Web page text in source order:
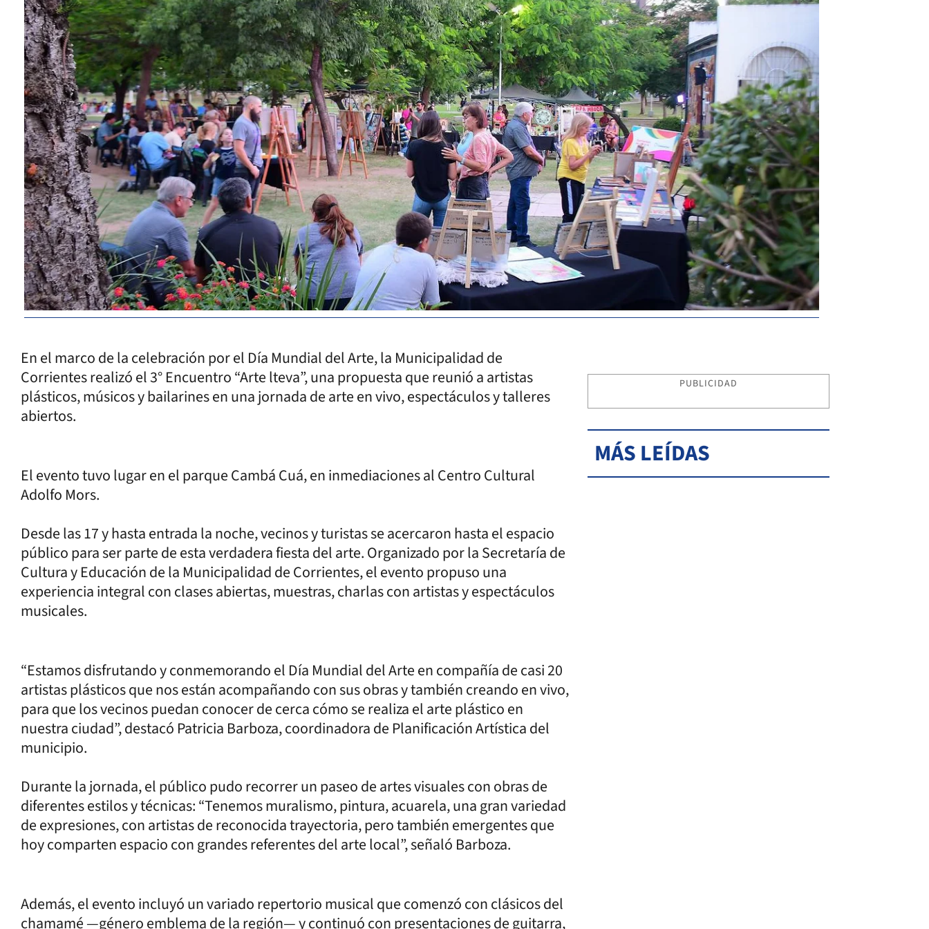
En el marco de la celebración por el Día Mundial del Arte, la Municipalidad de
Corrientes realizó el 3° Encuentro “Arte lteva”, una propuesta que reunió a artistas
plásticos, músicos y bailarines en una jornada de arte en vivo, espectáculos y talleres
abiertos.
El evento tuvo lugar en el parque Cambá Cuá, en inmediaciones al Centro Cultural
Adolfo Mors.
Desde las 17 y hasta entrada la noche, vecinos y turistas se acercaron hasta el espacio
público para ser parte de esta verdadera fiesta del arte. Organizado por la Secretaría de
Cultura y Educación de la Municipalidad de Corrientes, el evento propuso una
experiencia integral con clases abiertas, muestras, charlas con artistas y espectáculos
musicales.
“Estamos disfrutando y conmemorando el Día Mundial del Arte en compañía de casi 20
artistas plásticos que nos están acompañando con sus obras y también creando en vivo,
para que los vecinos puedan conocer de cerca cómo se realiza el arte plástico en
nuestra ciudad”, destacó Patricia Barboza, coordinadora de Planificación Artística del
municipio.
Durante la jornada, el público pudo recorrer un paseo de artes visuales con obras de
diferentes estilos y técnicas: “Tenemos muralismo, pintura, acuarela, una gran variedad
de expresiones, con artistas de reconocida trayectoria, pero también emergentes que
hoy comparten espacio con grandes referentes del arte local”, señaló Barboza.
Además, el evento incluyó un variado repertorio musical que comenzó con clásicos del
chamamé —género emblema de la región— y continuó con presentaciones de guitarra,
PUBLICIDAD
MÁS LEÍDAS